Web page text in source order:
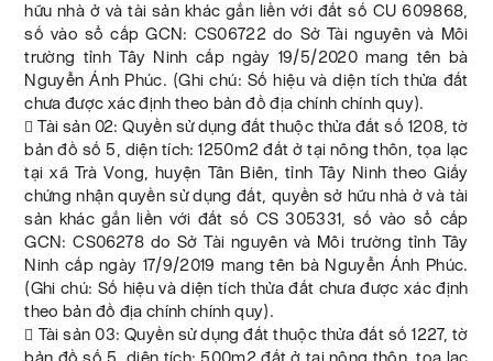
hữu nhà ở và tài sản khác gắn liền với đất số CU 609868,
số vào sổ cấp GCN: CS06722 do Sở Tài nguyên và Môi
trường tỉnh Tây Ninh cấp ngày 19/5/2020 mang tên bà
Nguyễn Ánh Phúc. (Ghi chú: Số hiệu và diện tích thửa đất
chưa được xác định theo bản đồ địa chính chính quy).
 Tài sản 02: Quyền sử dụng đất thuộc thửa đất số 1208, tờ
bản đồ số 5, diện tích: 1250m2 đất ở tại nông thôn, tọa lạc
tại xã Trà Vong, huyện Tân Biên, tỉnh Tây Ninh theo Giấy
chứng nhận quyền sử dụng đất, quyền sở hữu nhà ở và tài
sản khác gắn liền với đất số CS 305331, số vào sổ cấp
GCN: CS06278 do Sở Tài nguyên và Môi trường tỉnh Tây
Ninh cấp ngày 17/9/2019 mang tên bà Nguyễn Ánh Phúc.
(Ghi chú: Số hiệu và diện tích thửa đất chưa được xác định
theo bản đồ địa chính chính quy).
 Tài sản 03: Quyền sử dụng đất thuộc thửa đất số 1227, tờ
bản đồ số 5, diện tích: 500m2 đất ở tại nông thôn, tọa lạc